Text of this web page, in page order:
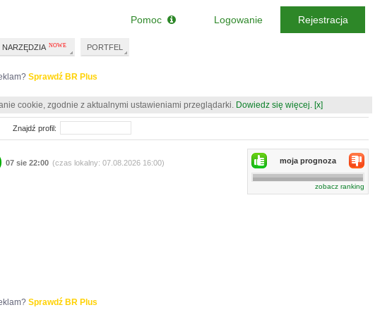
Sprawdź BR Plus
cookie, zgodnie z aktualnymi ustawieniami przeglądarki. Dowiedz się więcej. [x]
07 sie 22:00 (czas lokalny: 07.08.2026 16:00) moja prognoza
zobacz ranking
Sprawdź BR Plus
Znajdź profil:
NARZĘDZIA PORTFEL
Pomoc Logowanie Rejestracja